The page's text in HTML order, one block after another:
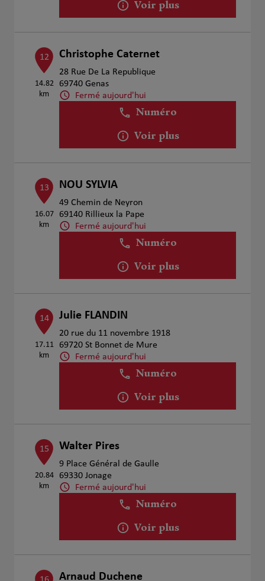
Voir plus
12
14.82
km
Christophe Caternet
28 Rue De La Republique
69740 Genas
Fermé aujourd'hui
Numéro
Voir plus
13
16.07
km
NOU SYLVIA
49 Chemin de Neyron
69140 Rillieux la Pape
Fermé aujourd'hui
Numéro
Voir plus
14
17.11
km
Julie FLANDIN
20 rue du 11 novembre 1918
69720 St Bonnet de Mure
Fermé aujourd'hui
Numéro
Voir plus
15
20.84
km
Walter Pires
9 Place Général de Gaulle
69330 Jonage
Fermé aujourd'hui
Numéro
Voir plus
Arnaud Duchene